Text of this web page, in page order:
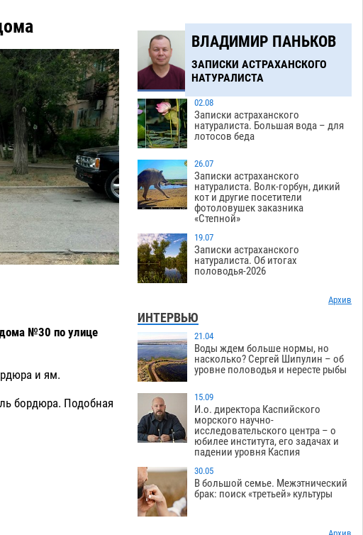
№30 по улице
и ям.
бордюра. Подобная
ВЛАДИМИР ПАНЬКОВ
ЗАПИСКИ АСТРАХАНСКОГО
НАТУРАЛИСТА
02.08
Записки астраханского
натуралиста. Большая вода – для
лотосов беда
26.07
Записки астраханского
натуралиста. Волк-горбун, дикий
кот и другие посетители
фотоловушек заказника
«Степной»
19.07
Записки астраханского
натуралиста. Об итогах
половодья-2026
Архив
ИНТЕРВЬЮ
21.04
Воды ждем больше нормы, но
насколько? Сергей Шипулин – об
уровне половодья и нересте рыбы
15.09
И.о. директора Каспийского
морского научно-
исследовательского центра – о
юбилее института, его задачах и
падении уровня Каспия
30.05
В большой семье. Межэтнический
брак: поиск «третьей» культуры